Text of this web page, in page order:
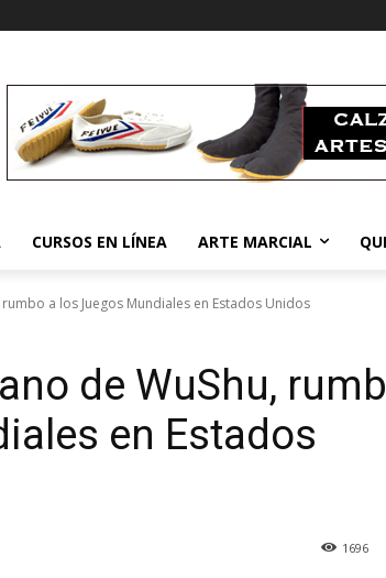
CURSOS EN LÍNEA ARTE MARCIAL
a los Juegos Mundiales en Estados Unidos
de WuShu,
en Estados
1696